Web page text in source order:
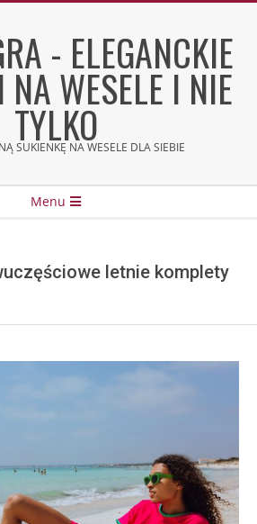
- ELEGANCKIE
WESELE I NIE
TYLKO
SUKIENKĘ NA WESELE DLA SIEBIE
Menu
letnie komplety